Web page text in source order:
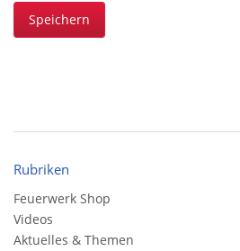
Speichern
Rubriken
Feuerwerk Shop
Videos
Aktuelles & Themen